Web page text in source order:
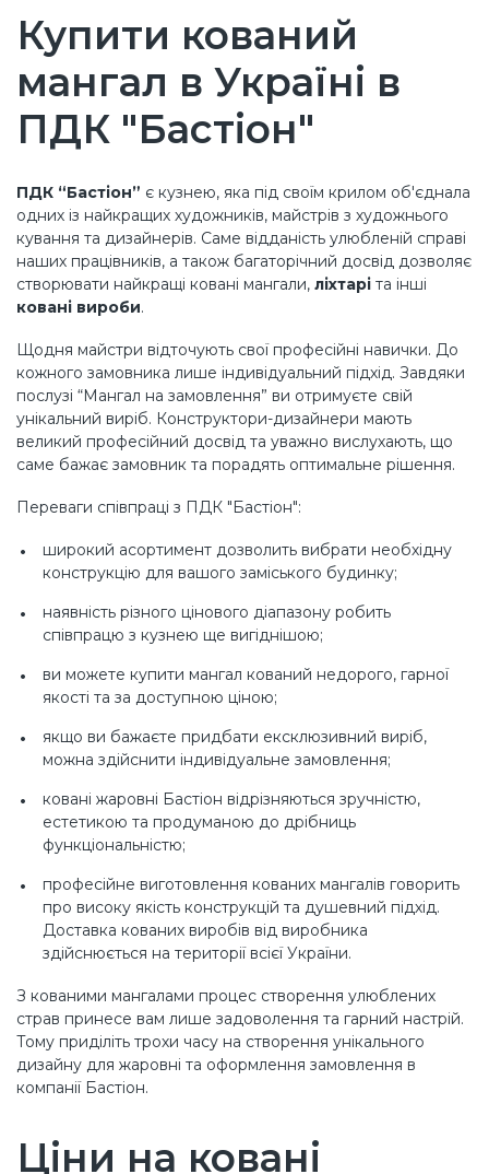
Купити кований
мангал в Україні в
ПДК "Бастіон"
ПДК “Бастіон” є кузнею, яка під своїм крилом об'єднала
одних із найкращих художників, майстрів з художнього
кування та дизайнерів. Саме відданість улюбленій справі
наших працівників, а також багаторічний досвід дозволяє
створювати найкращі ковані мангали, ліхтарі та інші
ковані вироби.
Щодня майстри відточують свої професійні навички. До
кожного замовника лише індивідуальний підхід. Завдяки
послузі “Мангал на замовлення” ви отримуєте свій
унікальний виріб. Конструктори-дизайнери мають
великий професійний досвід та уважно вислухають, що
саме бажає замовник та порадять оптимальне рішення.
Переваги співпраці з ПДК "Бастіон":
широкий асортимент дозволить вибрати необхідну
конструкцію для вашого заміського будинку;
наявність різного цінового діапазону робить
співпрацю з кузнею ще вигіднішою;
ви можете купити мангал кований недорого, гарної
якості та за доступною ціною;
якщо ви бажаєте придбати ексклюзивний виріб,
можна здійснити індивідуальне замовлення;
ковані жаровні Бастіон відрізняються зручністю,
естетикою та продуманою до дрібниць
функціональністю;
професійне виготовлення кованих мангалів говорить
про високу якість конструкцій та душевний підхід.
Доставка кованих виробів від виробника
здійснюється на території всієї України.
З кованими мангалами процес створення улюблених
страв принесе вам лише задоволення та гарний настрій.
Тому приділіть трохи часу на створення унікального
дизайну для жаровні та оформлення замовлення в
компанії Бастіон.
Ціни на ковані